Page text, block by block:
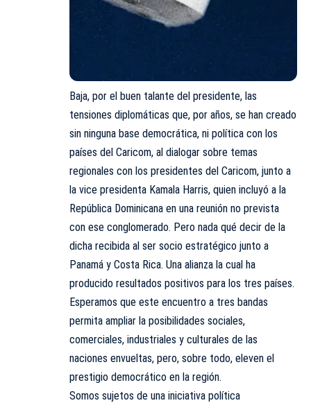
Baja, por el buen talante del presidente, las
tensiones diplomáticas que, por años, se han creado
sin ninguna base democrática, ni política con los
países del Caricom, al dialogar sobre temas
regionales con los presidentes del Caricom, junto a
la vice presidenta Kamala Harris, quien incluyó a la
República Dominicana en una reunión no prevista
con ese conglomerado. Pero nada qué decir de la
dicha recibida al ser socio estratégico junto a
Panamá y Costa Rica. Una alianza la cual ha
producido resultados positivos para los tres países.
Esperamos que este encuentro a tres bandas
permita ampliar la posibilidades sociales,
comerciales, industriales y culturales de las
naciones envueltas, pero, sobre todo, eleven el
prestigio democrático en la región.
Somos sujetos de una iniciativa política